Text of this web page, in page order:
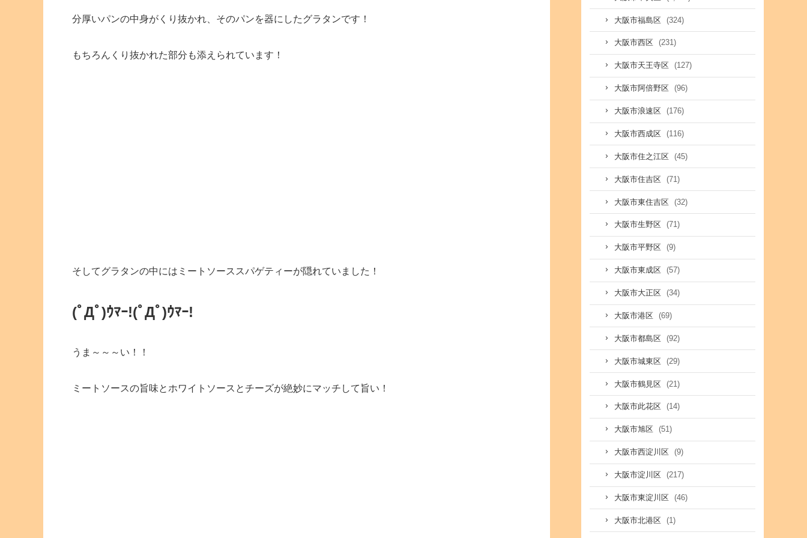
分厚いパンの中身がくり抜かれ、そのパンを器にしたグラタンです！
もちろんくり抜かれた部分も添えられています！
そしてグラタンの中にはミートソーススパゲティーが隠れていました！
(ﾟДﾟ)ｳﾏｰ!(ﾟДﾟ)ｳﾏｰ!
うま～～～い！！
ミートソースの旨味とホワイトソースとチーズが絶妙にマッチして旨い！
大阪市福島区 (324)
大阪市西区 (231)
大阪市天王寺区 (127)
大阪市阿倍野区 (96)
大阪市浪速区 (176)
大阪市西成区 (116)
大阪市住之江区 (45)
大阪市住吉区 (71)
大阪市東住吉区 (32)
大阪市生野区 (71)
大阪市平野区 (9)
大阪市東成区 (57)
大阪市大正区 (34)
大阪市港区 (69)
大阪市都島区 (92)
大阪市城東区 (29)
大阪市鶴見区 (21)
大阪市此花区 (14)
大阪市旭区 (51)
大阪市西淀川区 (9)
大阪市淀川区 (217)
大阪市東淀川区 (46)
大阪市北港区 (1)